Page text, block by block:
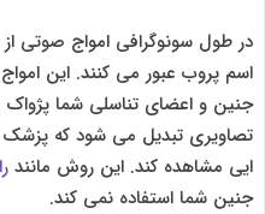
در طول سونوگرافی امواج صوتی
اسم پروب عبور می کنند. این
جنین و اعضای تناسلی شما
تصاویری تبدیل می شود که پزشک
ایی مشاهده کند. این روش مانند
جنین شما استفاده نمی کند.